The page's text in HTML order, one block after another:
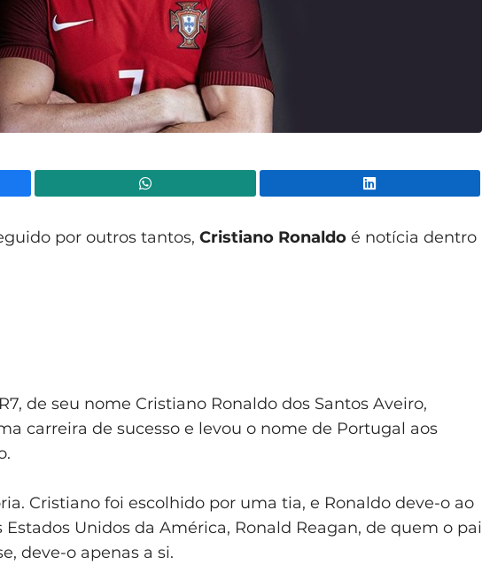
por outros tantos, Cristiano Ronaldo é notícia dentro
de seu nome Cristiano Ronaldo dos Santos Aveiro,
carreira de sucesso e levou o nome de Portugal aos
Cristiano foi escolhido por uma tia, e Ronaldo deve-o ao
Unidos da América, Ronald Reagan, de quem o pai
deve-o apenas a si.